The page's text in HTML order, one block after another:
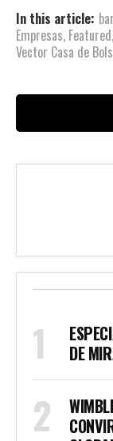
In this article:
Empresas, Featured,
Vector Casa de
DE